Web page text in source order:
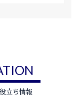
立ち情報